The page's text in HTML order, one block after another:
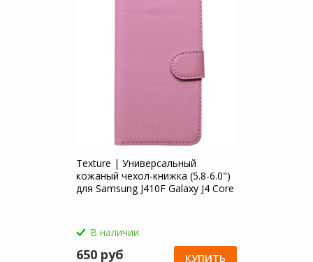
Texture | Универсальный
кожаный чехол-книжка (5.8-6.0")
для Samsung J410F Galaxy J4 Core
В наличии
650 руб КУПИТЬ